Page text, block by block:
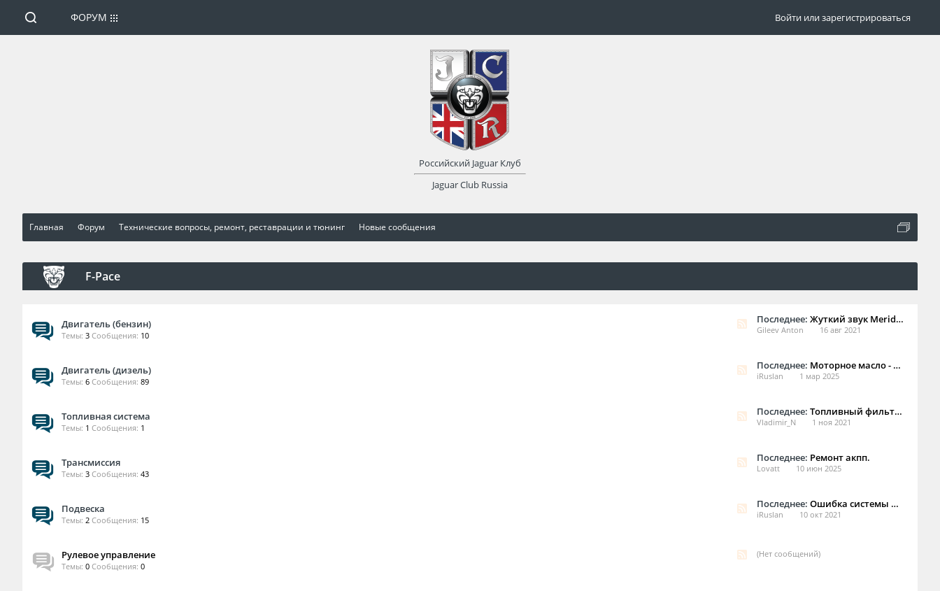
Главная Форум Технические вопросы, ремонт, реставрации и тюнинг Новые сообщения
F-Pace
Двигатель (бензин)
Темы: 3 Сообщения: 10
Последнее: Жуткий звук Meridian в f-pace
Gileev Anton 16 авг 2021
Двигатель (дизель)
Темы: 6 Сообщения: 89
Последнее: Моторное масло - выбор для 2.0 дизель 180 л.с. F-Pace
iRuslan 1 мар 2025
Топливная система
Темы: 1 Сообщения: 1
Последнее: Топливный фильтр тонкой очистки бензиновый двигатель
Vladimir_N 1 ноя 2021
Трансмиссия
Темы: 3 Сообщения: 43
Последнее: Ремонт акпп.
Lovatt 10 июн 2025
Подвеска
Темы: 2 Сообщения: 15
Последнее: Ошибка системы adaptive dinamics
iRuslan 10 окт 2021
Рулевое управление
Темы: 0 Сообщения: 0
(Нет сообщений)
ФОРУМ
Российский Jaguar Клуб
Jaguar Club Russia
Войти или зарегистрироваться